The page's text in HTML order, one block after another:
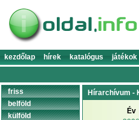
kezdőlap hírek katalógus játékok
Hírarchívum -
Év
friss
belföld
külföld